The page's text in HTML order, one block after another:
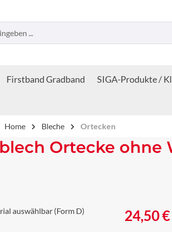
Firstband Gradband
SIGA-Produkte /
Home Bleche Ortecken
Ortecke ohne
Regulärer
24,50 €